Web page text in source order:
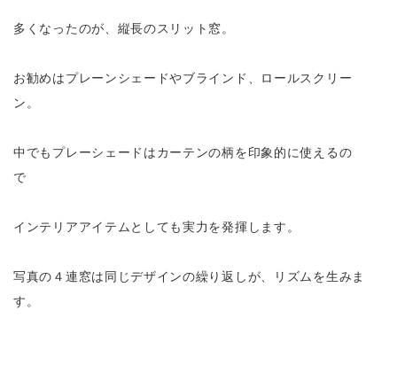
多くなったのが、縦長のスリット窓。
お勧めはプレーンシェードやブラインド、ロールスクリー
ン。
中でもプレーシェードはカーテンの柄を印象的に使えるの
で
インテリアアイテムとしても実力を発揮します。
写真の４連窓は同じデザインの繰り返しが、リズムを生みま
す。